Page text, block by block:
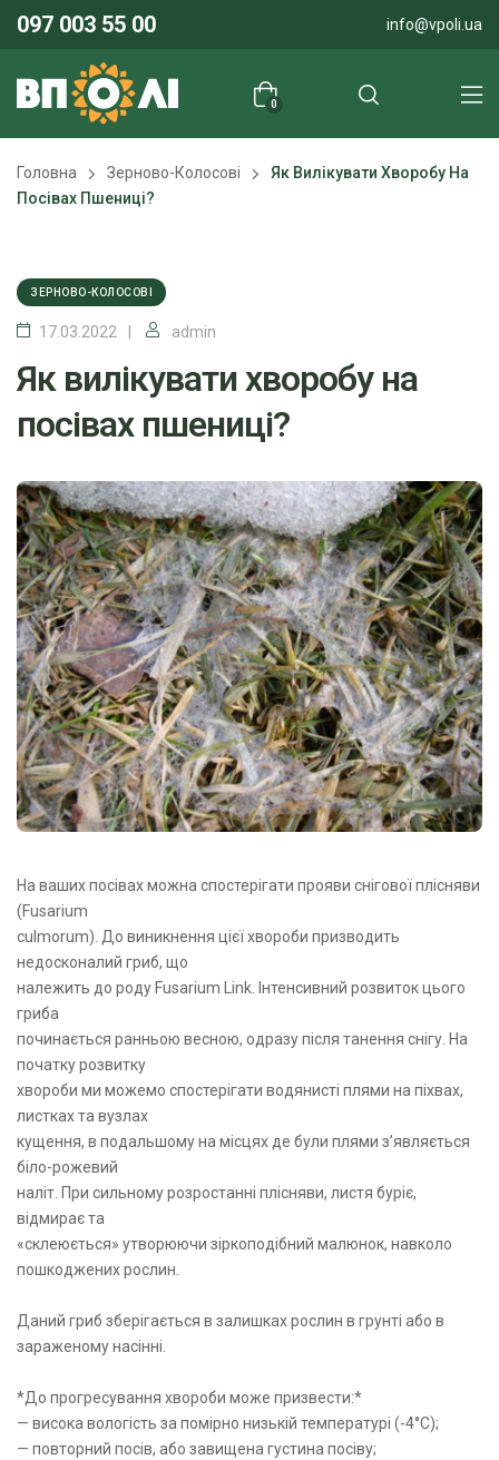
097 003 55 00 info@vpoli.ua
0
Головна Зерново-Колосові
Як Вилікувати Хворобу На
Посівах Пшениці?
ЗЕРНОВО-КОЛОСОВІ
17.03.2022 admin
Як вилікувати хворобу на
посівах пшениці?
На ваших посівах можна спостерігати прояви снігової плісняви
(Fusarium
culmorum). До виникнення цієї хвороби призводить
недосконалий гриб, що
належить до роду Fusarium Link. Інтенсивний розвиток цього
гриба
починається ранньою весною, одразу після танення снігу. На
початку розвитку
хвороби ми можемо спостерігати водянисті плями на піхвах,
листках та вузлах
кущення, в подальшому на місцях де були плями з’являється
біло-рожевий
наліт. При сильному розростанні плісняви, листя буріє,
відмирає та
«склеюється» утворюючи зіркоподібний малюнок, навколо
пошкоджених рослин.
Даний гриб зберігається в залишках рослин в грунті або в
зараженому насінні.
*До прогресування хвороби може призвести:*
— висока вологість за помірно низькій температурі (-4°С);
— повторний посів, або завищена густина посіву;